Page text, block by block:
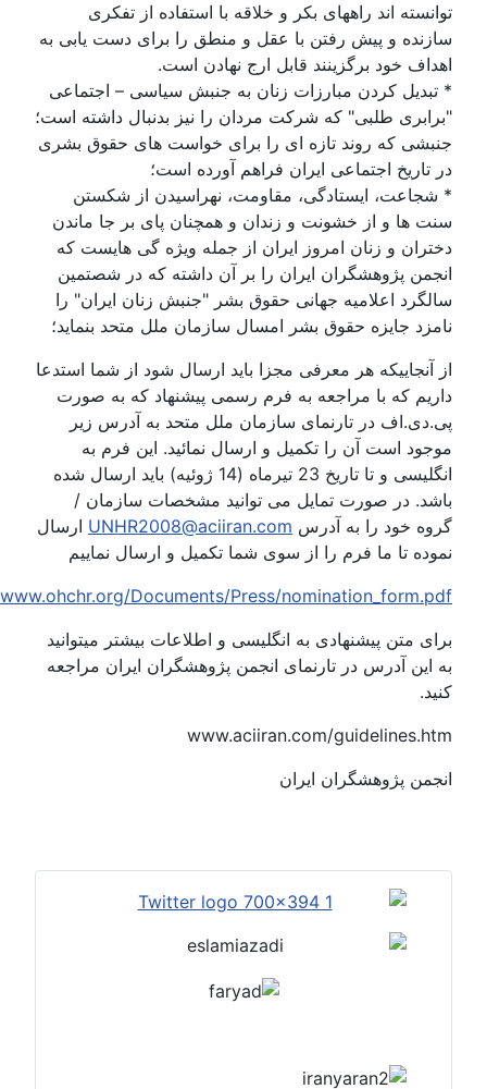
اند راههای بکر و خلاقه با استفاده از تفکری
و پیش رفتن با عقل و منطق را برای دست یابی به
خود برگزینند قابل ارج نهادن است.
کردن مبارزات زنان به جنبش سیاسی – اجتماعی
طلبی" که شرکت مردان را نیز بدنبال داشته است؛
که روند تازه ای را برای خواست های حقوق بشری
تاریخ اجتماعی ایران فراهم آورده است؛
ایستادگی، مقاومت، نهراسیدن از شکستن
ها و از خشونت و زندان و همچنان پای بر جا ماندن
و زنان امروز ایران از جمله ویژه گی هایست که
پژوهشگران ایران را بر آن داشته که در شصتمین
اعلامیه جهانی حقوق بشر "جنبش زنان ایران" را
جایزه حقوق بشر امسال سازمان ملل متحد بنماید؛
آنجاییکه هر معرفی مجزا باید ارسال شود از شما استدعا
که با مراجعه به فرم رسمی پیشنهاد که به صورت
در تارنمای سازمان ملل متحد به آدرس زیر
است آن را تکمیل و ارسال نمائید. این فرم به
انگلیسی و تا تاریخ 23 تیرماه (14 ژوئیه) باید ارسال شده
در صورت تمایل می توانید مشخصات سازمان /
خود را به آدرس UNHR2008@aciiran.comارسال
تا ما فرم را از سوی شما تکمیل و ارسال نماییم
http://www.ohchr.org/Documents/Press/
متن پیشنهادی به انگلیسی و اطلاعات بیشتر میتوانید
این آدرس در تارنمای انجمن پژوهشگران ایران مراجعه
www.aciiran.com/
پژوهشگران ایران